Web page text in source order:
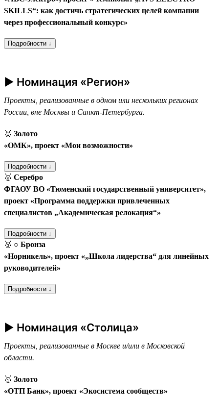
SKILLS“: как достичь стратегических целей компании
через профессиональный конкурс»
Подробности ↓
► Номинация «Регион»
Проекты, реализованные в одном или нескольких регионах
России, вне Москвы и Санкт-Петербурга.
🥇 Золото
«ОМК», проект «Мои возможности»
Подробности ↓
🥈 Серебро
ФГАОУ ВО «Тюменский государственный университет»,
проект «Программа поддержки привлеченных
специалистов „Академическая релокация“»
Подробности ↓
🥉 ○ Бронза
«Норникель», проект «„Школа лидерства“ для линейных
руководителей»
Подробности ↓
► Номинация «Столица»
Проекты, реализованные в Москве и/или в Московской
области.
🥇 Золото
«ОТП Банк», проект «Экосистема сообществ»